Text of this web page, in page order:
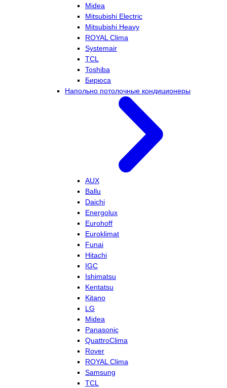
Midea
Mitsubishi Electric
Mitsubishi Heavy
ROYAL Clima
Systemair
TCL
Toshiba
Бирюса
Напольно потолочные кондиционеры
AUX
Ballu
Daichi
Energolux
Eurohoff
Euroklimat
Funai
Hitachi
IGC
Ishimatsu
Kentatsu
Kitano
LG
Midea
Panasonic
QuattroClima
Rover
ROYAL Clima
Samsung
TCL